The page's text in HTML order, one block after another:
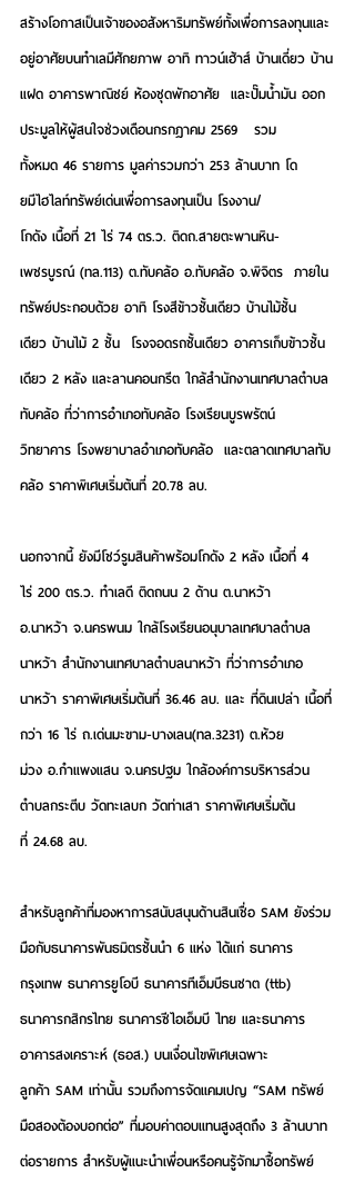
สร้างโอกาสเป็นเจ้าของอสังหาริมทรัพย์ทั้งเพื่อการลงทุนและ
อยู่อาศัยบนทำเลมีศักยภาพ อาทิ ทาวน์เฮ้าส์ บ้านเดี่ยว บ้าน
แฝด อาคารพาณิชย์ ห้องชุดพักอาศัย  และปั๊มน้ำมัน ออก
ประมูลให้ผู้สนใจช่วงเดือนกรกฎาคม 2569   รวม
ทั้งหมด 46 รายการ มูลค่ารวมกว่า 253 ล้านบาท โด
ยมีไฮไลท์ทรัพย์เด่นเพื่อการลงทุนเป็น โรงงาน/
โกดัง เนื้อที่ 21 ไร่ 74 ตร.ว. ติดถ.สายตะพานหิน-
เพชรบูรณ์ (ทล.113) ต.ทับคล้อ อ.ทับคล้อ จ.พิจิตร  ภายใน
ทรัพย์ประกอบด้วย อาทิ โรงสีข้าวชั้นเดียว บ้านไม้ชั้น
เดียว บ้านไม้ 2 ชั้น  โรงจอดรถชั้นเดียว อาคารเก็บข้าวชั้น
เดียว 2 หลัง และลานคอนกรีต ใกล้สำนักงานเทศบาลตำบล
ทับคล้อ ที่ว่าการอำเภอทับคล้อ โรงเรียนบูรพรัตน์
วิทยาคาร โรงพยาบาลอำเภอทับคล้อ  และตลาดเทศบาลทับ
คล้อ ราคาพิเศษเริ่มต้นที่ 20.78 ลบ.
นอกจากนี้ ยังมีโชว์รูมสินค้าพร้อมโกดัง 2 หลัง เนื้อที่ 4
ไร่ 200 ตร.ว. ทำเลดี ติดถนน 2 ด้าน ต.นาหว้า
อ.นาหว้า จ.นครพนม ใกล้โรงเรียนอนุบาลเทศบาลตำบล
นาหว้า สำนักงานเทศบาลตำบลนาหว้า ที่ว่าการอำเภอ
นาหว้า ราคาพิเศษเริ่มต้นที่ 36.46 ลบ. และ ที่ดินเปล่า เนื้อที่
กว่า 16 ไร่ ถ.เด่นมะขาม-บางเลน(ทล.3231) ต.ห้วย
ม่วง อ.กำแพงแสน จ.นครปฐม ใกล้องค์การบริหารส่วน
ตำบลกระตีบ วัดทะเลบก วัดท่าเสา ราคาพิเศษเริ่มต้น
ที่ 24.68 ลบ.
สำหรับลูกค้าที่มองหาการสนับสนุนด้านสินเชื่อ SAM ยังร่วม
มือกับธนาคารพันธมิตรชั้นนำ 6 แห่ง ได้แก่ ธนาคาร
กรุงเทพ ธนาคารยูโอบี ธนาคารทีเอ็มบีธนชาต (ttb)
ธนาคารกสิกรไทย ธนาคารซีไอเอ็มบี ไทย และธนาคาร
อาคารสงเคราะห์ (ธอส.) บนเงื่อนไขพิเศษเฉพาะ
ลูกค้า SAM เท่านั้น รวมถึงการจัดแคมเปญ “SAM ทรัพย์
มือสองต้องบอกต่อ” ที่มอบค่าตอบแทนสูงสุดถึง 3 ล้านบาท
ต่อรายการ สำหรับผู้แนะนำเพื่อนหรือคนรู้จักมาซื้อทรัพย์